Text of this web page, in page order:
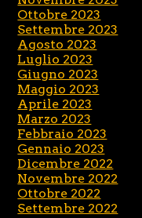
Ottobre 2023
Settembre 2023
Agosto 2023
Luglio 2023
Giugno 2023
Maggio 2023
Aprile 2023
Marzo 2023
Febbraio 2023
Gennaio 2023
Dicembre 2022
Novembre 2022
Ottobre 2022
Settembre 2022